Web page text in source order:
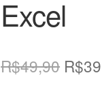
Excel
R$49,90 O
R$